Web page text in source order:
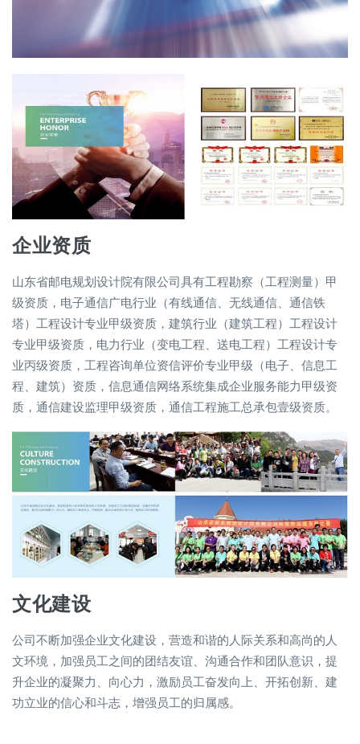
企业资质
山东省邮电规划设计院有限公司具有工程勘察（工程测量）甲
级资质，电子通信广电行业（有线通信、无线通信、通信铁
塔）工程设计专业甲级资质，建筑行业（建筑工程）工程设计
专业甲级资质，电力行业（变电工程、送电工程）工程设计专
业丙级资质，工程咨询单位资信评价专业甲级（电子、信息工
程、建筑）资质，信息通信网络系统集成企业服务能力甲级资
质，通信建设监理甲级资质，通信工程施工总承包壹级资质。
文化建设
公司不断加强企业文化建设，营造和谐的人际关系和高尚的人
文环境，加强员工之间的团结友谊、沟通合作和团队意识，提
升企业的凝聚力、向心力，激励员工奋发向上、开拓创新、建
功立业的信心和斗志，增强员工的归属感。